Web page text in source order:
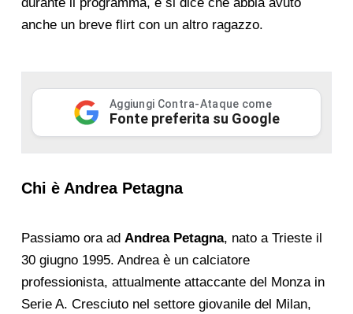
anche un breve flirt con un altro ragazzo.
Aggiungi Contra-Ataque come
Fonte preferita su Google
Chi è Andrea Petagna
Passiamo ora ad Andrea Petagna, nato a Trieste il
30 giugno 1995. Andrea è un calciatore
professionista, attualmente attaccante del Monza in
Serie A. Cresciuto nel settore giovanile del Milan,